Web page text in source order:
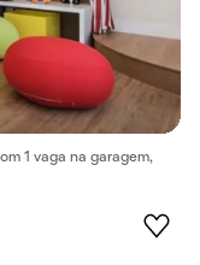
1 vaga na garagem,